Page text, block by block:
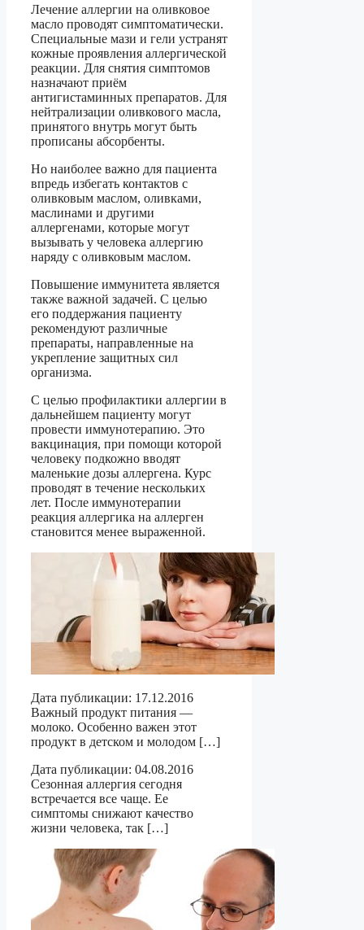
Лечение аллергии на оливковое
масло проводят симптоматически.
Специальные мази и гели устранят
кожные проявления аллергической
реакции. Для снятия симптомов
назначают приём
антигистаминных препаратов. Для
нейтрализации оливкового масла,
принятого внутрь могут быть
прописаны абсорбенты.
Но наиболее важно для пациента
впредь избегать контактов с
оливковым маслом, оливками,
маслинами и другими
аллергенами, которые могут
вызывать у человека аллергию
наряду с оливковым маслом.
Повышение иммунитета является
также важной задачей. С целью
его поддержания пациенту
рекомендуют различные
препараты, направленные на
укрепление защитных сил
организма.
С целью профилактики аллергии в
дальнейшем пациенту могут
провести иммунотерапию. Это
вакцинация, при помощи которой
человеку подкожно вводят
маленькие дозы аллергена. Курс
проводят в течение нескольких
лет. После иммунотерапии
реакция аллергика на аллерген
становится менее выраженной.
Дата публикации: 17.12.2016
Важный продукт питания —
молоко. Особенно важен этот
продукт в детском и молодом […]
Дата публикации: 04.08.2016
Сезонная аллергия сегодня
встречается все чаще. Ее
симптомы снижают качество
жизни человека, так […]